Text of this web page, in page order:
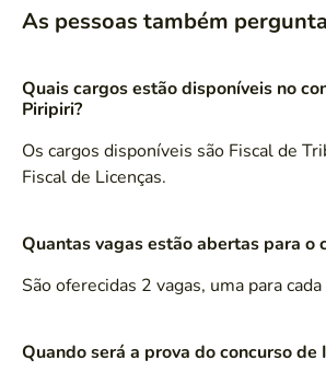
As pessoas também
Quais cargos estão disponíveis no
Piripiri?
Os cargos disponíveis são Fiscal de
Fiscal de Licenças.
Quantas vagas estão abertas para o
São oferecidas 2 vagas, uma para
Quando será a prova do concurso de